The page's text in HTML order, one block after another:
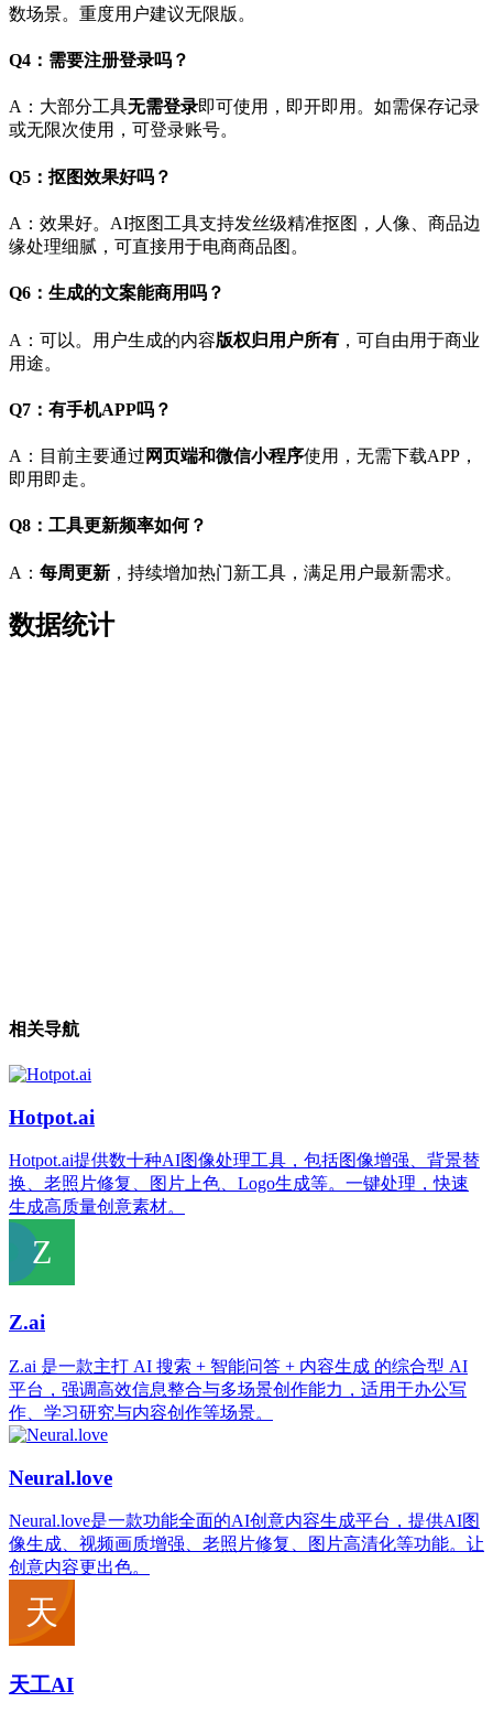
数场景。重度用户建议无限版。
Q4：需要注册登录吗？
A：大部分工具无需登录即可使用，即开即用。如需保存记录
或无限次使用，可登录账号。
Q5：抠图效果好吗？
A：效果好。AI抠图工具支持发丝级精准抠图，人像、商品边
缘处理细腻，可直接用于电商商品图。
Q6：生成的文案能商用吗？
A：可以。用户生成的内容版权归用户所有 ，可自由用于商业
用途。
Q7：有手机APP吗？
A：目前主要通过 网页端和微信小程序使用，无需下载APP，
即用即走。
Q8：工具更新频率如何？
A： 每周更新 ，持续增加热门新工具，满足用户最新需求。
数据统计
相关导航
Hotpot.ai
Hotpot.ai提供数十种AI图像处理工具，包括图像增强、背景替
换、老照片修复、图片上色、Logo生成等。一键处理，快速
生成高质量创意素材。
Z.ai
Z.ai 是一款主打 AI 搜索 + 智能问答 + 内容生成 的综合型 AI
平台，强调高效信息整合与多场景创作能力，适用于办公写
作、学习研究与内容创作等场景。
Neural.love
Neural.love是一款功能全面的AI创意内容生成平台，提供AI图
像生成、视频画质增强、老照片修复、图片高清化等功能。让
创意内容更出色。
天工AI